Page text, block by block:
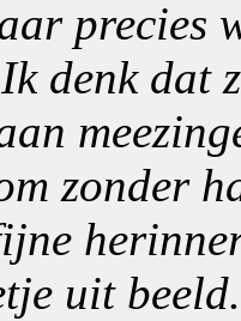
precies
denk dat
zonder
uit beeld.